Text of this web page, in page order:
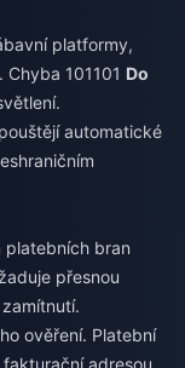
platformy,
101101 Do
automatické
platebních bran
přesnou
ověření. Platební